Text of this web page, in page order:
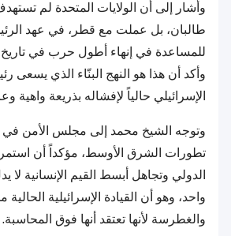
وأشار إلى أن الولايات المتحدة لم
طالبان، بل عملت مع قطر، في عهد
وأكد أن هذا هو النهج البنّاء الذي يسعى
الإسرائيلي حالياً لإفشاله بذريعة واهية
وتوجه الشيخ محمد إلى مجلس الأمن
تطورات الشرق الأوسط، مؤكداً أن
الدولي وتجاهل أبسط القيم الإنسانية لا
واحد، وهو أن القيادة الإسرائيلية الحالية
والغطرسة لأنها تعتقد أنها فوق المحاسبة.